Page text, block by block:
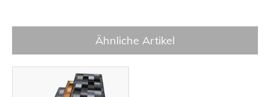
Ähnliche Artikel